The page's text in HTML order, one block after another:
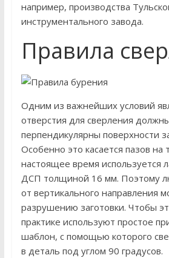
например, производства
инструментального завода.
Правила
Одним из важнейших условий
отверстия для сверления
перпендикулярны поверхности
Особенно это касается пазов
настоящее время используется
ДСП толщиной 16 мм. Поэтому
от вертикального направления
разрушению заготовки. Чтобы
практике используют простое
шаблон, с помощью которого
в деталь под углом 90 градусов.